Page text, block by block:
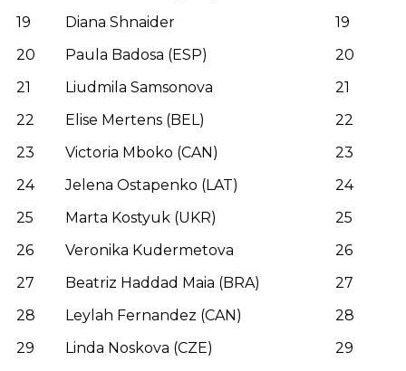
19
Diana Shnaider
19
20
Paula Badosa (ESP)
20
21
Liudmila Samsonova
21
22
Elise Mertens (BEL)
22
23
Victoria Mboko (CAN)
23
24
Jelena Ostapenko (LAT)
24
25
Marta Kostyuk (UKR)
25
26
Veronika Kudermetova
26
27
Beatriz Haddad Maia (BRA)
27
28
Leylah Fernandez (CAN)
28
29
Linda Noskova (CZE)
29